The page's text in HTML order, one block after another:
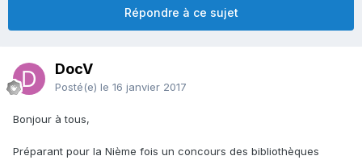
Répondre à ce sujet
DocV
Posté(e) le 16 janvier 2017
Bonjour à tous,
Préparant pour la Nième fois un concours des bibliothèques